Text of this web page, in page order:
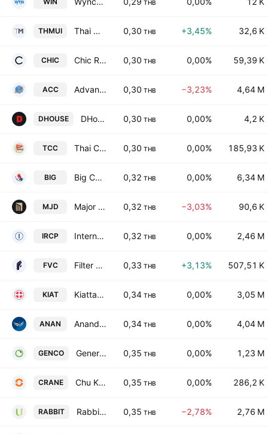
THB
THMUI Thai Mui Corp. Public Co. Ltd. 0,30 THB +3,45% 32,6 K
CHIC Chic Republic Public Co., Ltd. 0,30 THB 0,00% 59,39 K
ACC Advanced Connection Corp. Public Co. Ltd. 0,30 THB −3,23% 4,64 M
DHOUSE DHouse Pattana Public Co Limited 0,30 THB 0,00% 4,2 K
TCC Thai Capital Corp. Public Co., Ltd. 0,30 THB 0,00% 185,93 K
BIG Big Camera Corp. Public Co. Ltd. 0,32 THB 0,00% 6,34 M
MJD Major Development Public Co. Ltd. 0,32 THB −3,03% 90,6 K
IRCP International Research Corp. Public Co. Ltd. 0,32 THB 0,00% 2,46 M
FVC Filter Vision Public Company Ltd 0,33 THB +3,13% 507,51 K
KIAT Kiattana Transport PCL 0,34 THB 0,00% 3,05 M
ANAN Ananda Development Public Co. Ltd. 0,34 THB 0,00% 4,04 M
GENCO General Environmental Conservation Public Co. Ltd. 0,35 THB 0,00% 1,23 M
CRANE Chu Kai Public Co. Ltd. 0,35 THB 0,00% 286,2 K
RABBIT Rabbit Holdings Public Company Limited 0,35 THB −2,78% 2,76 M